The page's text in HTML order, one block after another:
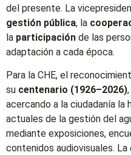
del presente. La
gestión pública, la
la participación de las
adaptación a cada época.
Para la CHE, el
su centenario (1926–2026)
acercando a la ciudadanía
actuales de la gestión del
mediante exposiciones,
contenidos audiovisuales.